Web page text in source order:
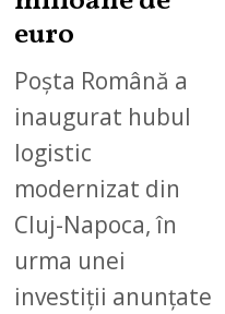
euro
Poșta Română a
inaugurat hubul
logistic
modernizat din
Cluj-Napoca, în
urma unei
investiții anunțate